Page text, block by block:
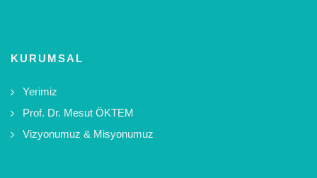
KURUMSAL
Yerimiz
Prof. Dr. Mesut ÖKTEM
Vizyonumuz & Misyonumuz